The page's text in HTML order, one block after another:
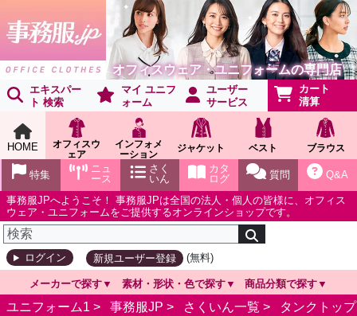
オフィスウェア・ユニフォームの専門店
エキスパー
ト 検索
マイ ユニフ
ォーム
ユーザー
サービス
カート
清算
HOME
オフィスウ
ェア
インフォメ
ーション
ショールー
ム
ジャケット ベスト ブラウス
Q&A
質問
カタ
ログ
さく
いん
ニュ
ース
特集
事務服JPへようこそ！ 事務服JPは全国の法人・個人の皆様に、オフィス
ウェア・ユニフォームをご提供するオンラインショップです。
ログイン 新規ユーザー登録 (無料)
メーカーで探す 素材・形状・色で探す 商品分類で探す
ユニフォーム1 > 事務服JP > さくいん一覧 > タンクトップ